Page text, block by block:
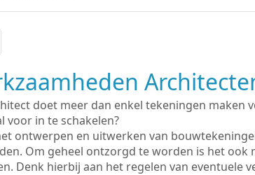
doet meer dan enkel tekeningen
voor in te schakelen?
ontwerpen en uitwerken van
Om geheel ontzorgd te worden is het
Denk hierbij aan het regelen van eventuele